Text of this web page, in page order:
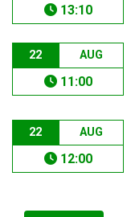
13:10
22 AUG
11:00
22 AUG
12:00